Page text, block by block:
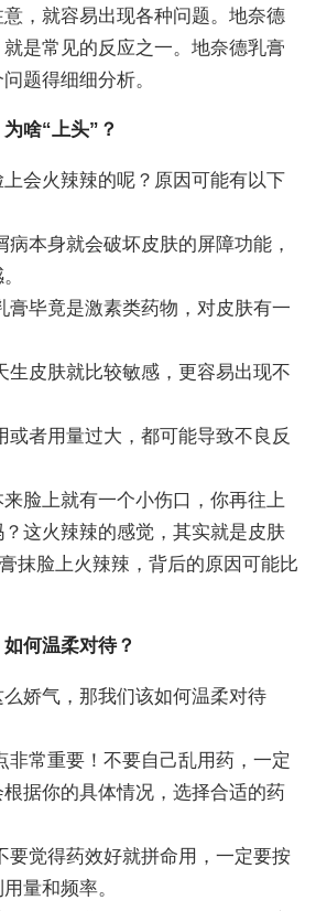
，就容易出现各种问题。地奈德
是常见的反应之一。地奈德乳膏
题得细细分析。
啥“上头”？
会火辣辣的呢？原因可能有以下
病本身就会破坏皮肤的屏障功能，
膏毕竟是激素类药物，对皮肤有一
生皮肤就比较敏感，更容易出现不
或者用量过大，都可能导致不良反
脸上就有一个小伤口，你再往上
这火辣辣的感觉，其实就是皮肤
抹脸上火辣辣，背后的原因可能比
何温柔对待？
娇气，那我们该如何温柔对待
非常重要！不要自己乱用药，一定
据你的具体情况，选择合适的药
要觉得药效好就拼命用，一定要按
量和频率。